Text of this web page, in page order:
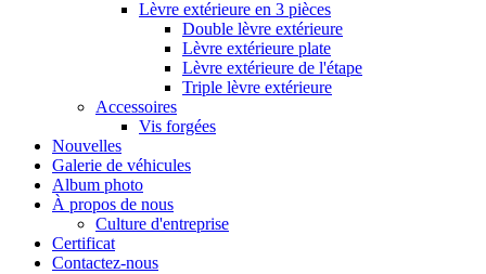
Lèvre extérieure en 3 pièces
Double lèvre extérieure
Lèvre extérieure plate
Lèvre extérieure de l'étape
Triple lèvre extérieure
Accessoires
Vis forgées
Nouvelles
Galerie de véhicules
Album photo
À propos de nous
Culture d'entreprise
Certificat
Contactez-nous